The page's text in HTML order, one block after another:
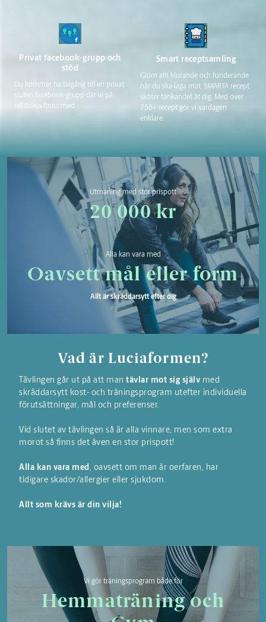
Privat facebook-grupp och
stöd
Du kommer ha tillgång till en privat
sluten facebook-grupp där vi på
reFitness finns med.
Smart receptsamling
Glöm allt klurande och funderande
när du ska laga mat, SMARTA recept
sköter tänkandet åt dig. Med över
750+ recept gör vi vardagen
enklare.
Utmaning med stor prispott
20 000 kr
Alla kan vara med
Oavsett mål eller form
Allt är skräddarsytt efter dig
Vad är Luciaformen?
Tävlingen går ut på att man tävlar mot sig själv med
skräddarsytt kost- och träningsprogram utefter individuella
förutsättningar, mål och preferenser.
Vid slutet av tävlingen så är alla vinnare, men som extra
morot så finns det även en stor prispott!
Alla kan vara med, oavsett om man är oerfaren, har
tidigare skador/allergier eller sjukdom.
Allt som krävs är din vilja!
Vi gör träningsprogram både för
Hemmaträning och